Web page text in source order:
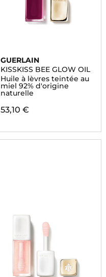
GUERLAIN
KISSKISS BEE GLOW OIL
Huile à lèvres teintée au
miel 92% d'origine
naturelle
53,10 €